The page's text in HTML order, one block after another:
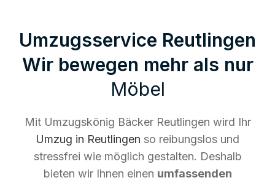
Umzugsservice Reutlingen
Wir bewegen mehr als nur
Möbel
Mit Umzugskönig Bäcker Reutlingen wird Ihr
Umzug in Reutlingen so reibungslos und
stressfrei wie möglich gestalten. Deshalb
bieten wir Ihnen einen umfassenden